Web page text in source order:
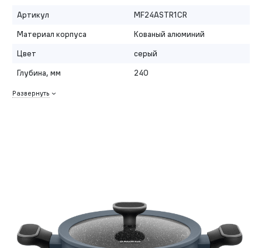
Артикул
MF24ASTR1CR
Материал корпуса
Кованый алюминий
Цвет
серый
Глубина, мм
240
Развернуть